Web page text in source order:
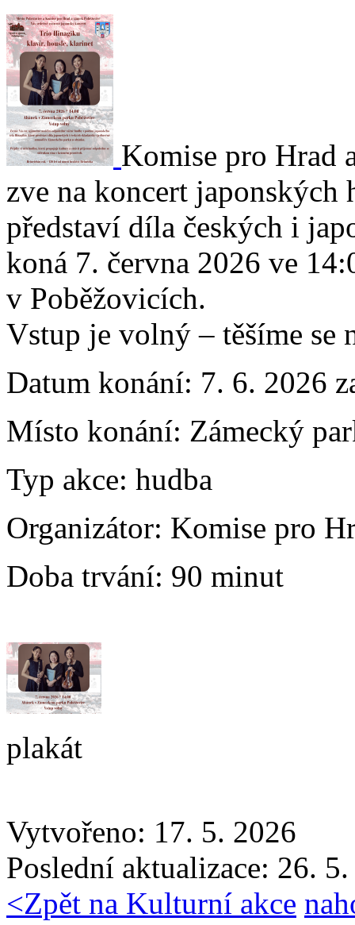
Komise pro Hrad
zve na koncert
představí díla českých i
koná 7. června 2026 ve
v Poběžovicích.
Vstup je volný – těšíme se
Datum konání: 7. 6. 2026
Místo konání: Zámecký
Typ akce: hudba
Organizátor: Komise pro
Doba trvání: 90 minut
plakát
Vytvořeno: 17. 5. 2026
Poslední aktualizace: 26.
<Zpět na Kulturní akce